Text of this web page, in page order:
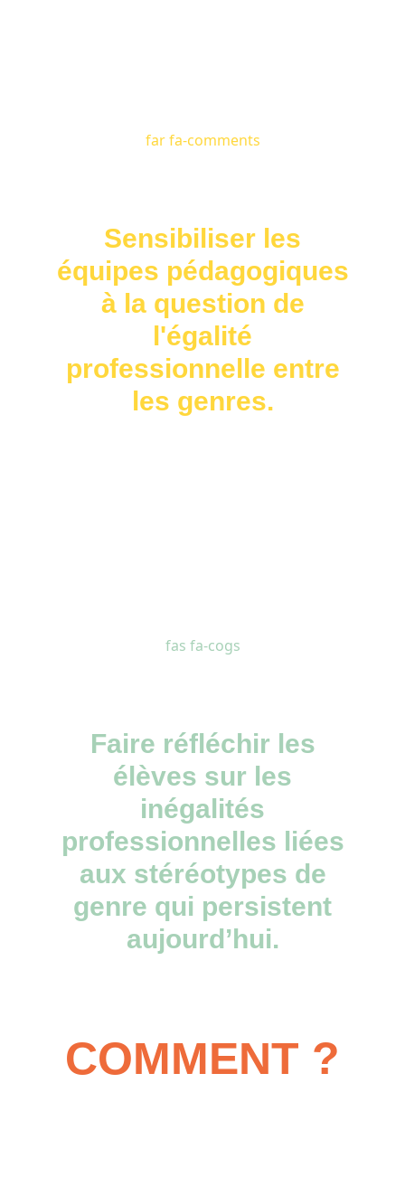
far fa-comments
Sensibiliser les
équipes pédagogiques
à la question de
l'égalité
professionnelle entre
les genres.
fas fa-cogs
Faire réfléchir les
élèves sur les
inégalités
professionnelles liées
aux stéréotypes de
genre qui persistent
aujourd’hui.
COMMENT ?